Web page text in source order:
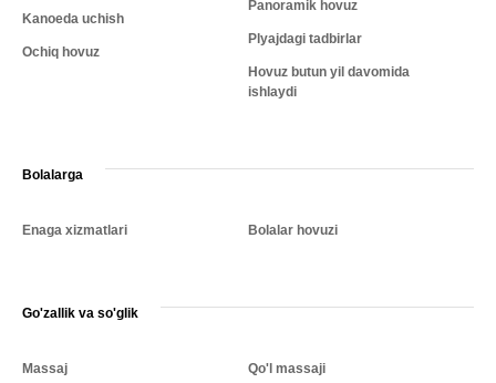
Kanoeda uchish
Ochiq hovuz
Panoramik hovuz
Plyajdagi tadbirlar
Hovuz butun yil davomida
ishlaydi
Bolalarga
Enaga xizmatlari Bolalar hovuzi
Go'zallik va so'glik
Massaj Qo'l massaji